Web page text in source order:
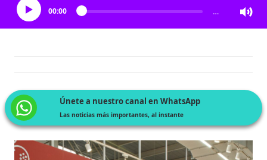
00:00 …
Únete a nuestro canal en WhatsApp
Las noticias más importantes, al instante